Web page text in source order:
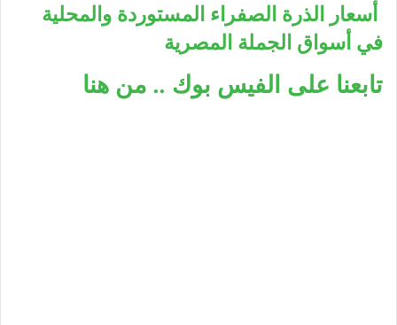
أسعار الذرة الصفراء المستوردة والمحلية
في أسواق الجملة المصرية
تابعنا على الفيس بوك .. من هنا